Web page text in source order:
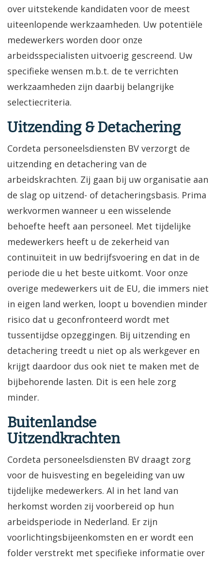
over uitstekende kandidaten voor de meest
uiteenlopende werkzaamheden. Uw potentiële
medewerkers worden door onze
arbeidsspecialisten uitvoerig gescreend. Uw
specifieke wensen m.b.t. de te verrichten
werkzaamheden zijn daarbij belangrijke
selectiecriteria.
Uitzending & Detachering
Cordeta personeelsdiensten BV verzorgt de
uitzending en detachering van de
arbeidskrachten. Zij gaan bij uw organisatie aan
de slag op uitzend- of detacheringsbasis. Prima
werkvormen wanneer u een wisselende
behoefte heeft aan personeel. Met tijdelijke
medewerkers heeft u de zekerheid van
continuïteit in uw bedrijfsvoering en dat in de
periode die u het beste uitkomt. Voor onze
overige medewerkers uit de EU, die immers niet
in eigen land werken, loopt u bovendien minder
risico dat u geconfronteerd wordt met
tussentijdse opzeggingen. Bij uitzending en
detachering treedt u niet op als werkgever en
krijgt daardoor dus ook niet te maken met de
bijbehorende lasten. Dit is een hele zorg
minder.
Buitenlandse
Uitzendkrachten
Cordeta personeelsdiensten BV draagt zorg
voor de huisvesting en begeleiding van uw
tijdelijke medewerkers. Al in het land van
herkomst worden zij voorbereid op hun
arbeidsperiode in Nederland. Er zijn
voorlichtingsbijeenkomsten en er wordt een
folder verstrekt met specifieke informatie over